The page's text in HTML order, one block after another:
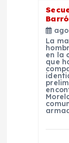
La
en la
que